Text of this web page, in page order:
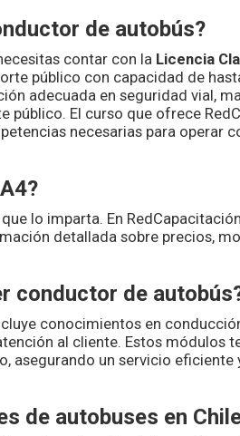
de autobús?
contar con la Licencia
público con capacidad de
adecuada en seguridad vial,
público. El curso que ofrece
necesarias para operar
lo imparta. En
detallada sobre precios,
conductor de
conocimientos en
al cliente. Estos módulos
asegurando un servicio eficiente
de autobuses en